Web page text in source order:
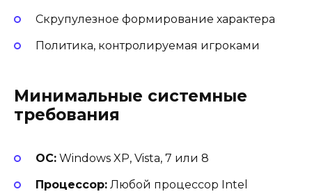
Скрупулезное формирование характера
Политика, контролируемая игроками
Минимальные системные
требования
ОС:Windows XP, Vista, 7 или 8
Процессор:Любой процессор Intel